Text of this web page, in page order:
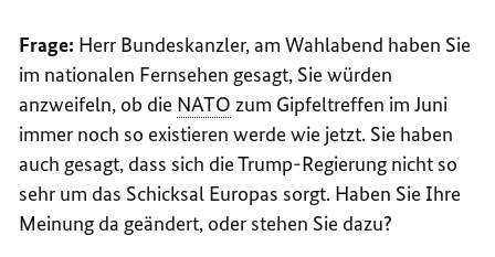
Frage: Herr Bundeskanzler, am Wahlabend haben Sie
im nationalen Fernsehen gesagt, Sie würden
anzweifeln, ob die NATO zum Gipfeltreffen im Juni
immer noch so existieren werde wie jetzt. Sie haben
auch gesagt, dass sich die Trump-Regierung nicht so
sehr um das Schicksal Europas sorgt. Haben Sie Ihre
Meinung da geändert, oder stehen Sie dazu?